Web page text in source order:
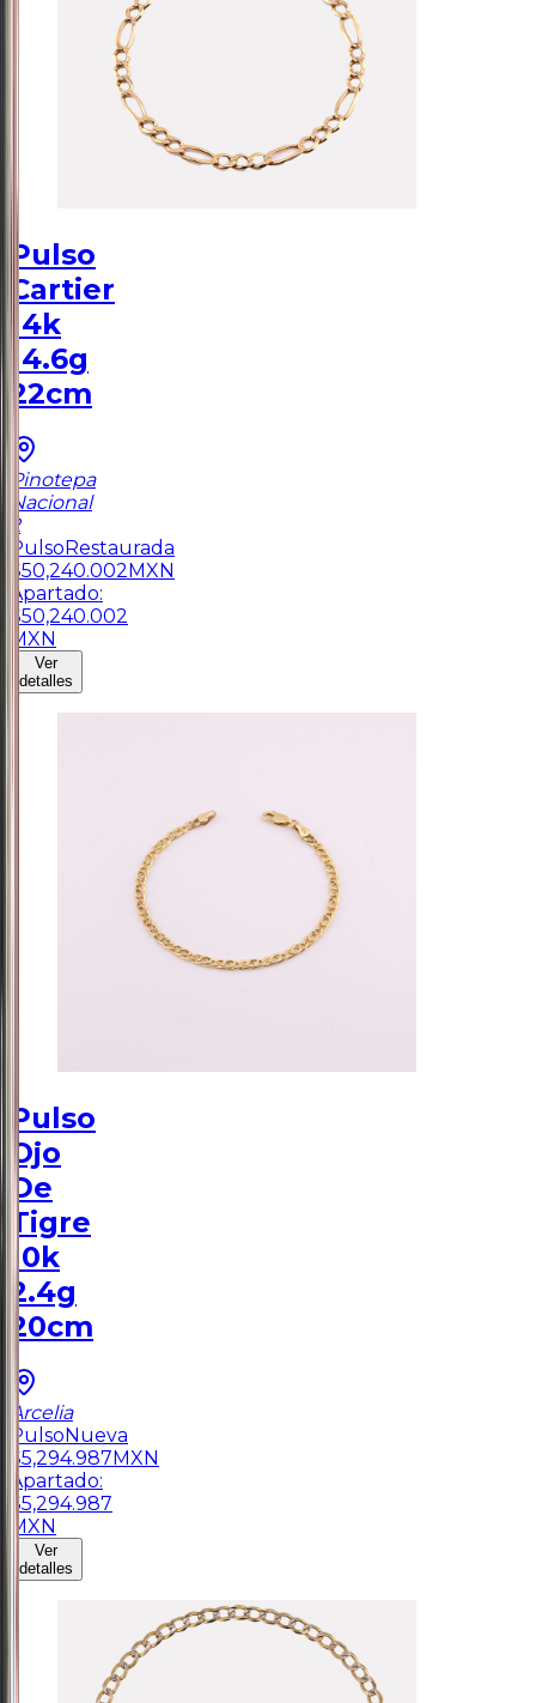
Pulso
Cartier
14k
14.6g
22cm
Pinotepa
Nacional
2
PulsoRestaurada
$50,240.002MXN
Apartado:
$50,240.002
MXN
Ver
detalles
Pulso
Ojo
De
Tigre
10k
2.4g
20cm
Arcelia
PulsoNueva
$5,294.987MXN
Apartado:
$5,294.987
MXN
Ver
detalles